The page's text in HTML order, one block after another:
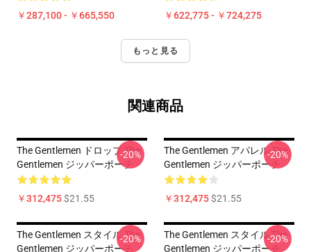
￥287,100 - ￥665,550 ￥622,775 - ￥724,275
もっと見る
関連商品
The Gentlemen ドロップ The
Gentlemen ジッパーポーチ
￥312,475$21.55
-20%
The Gentlemen アパレル The
Gentlemen ジッパーポーチ
￥312,475$21.55
-20%
The Gentlemen スタイル The
Gentlemen ジッパーポーチ
-20%
The Gentlemen スタイル The
Gentlemen ジッパーポーチ
-20%